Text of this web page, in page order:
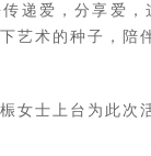
递爱，分享爱，
艺术的种子，陪
女士上台为此次